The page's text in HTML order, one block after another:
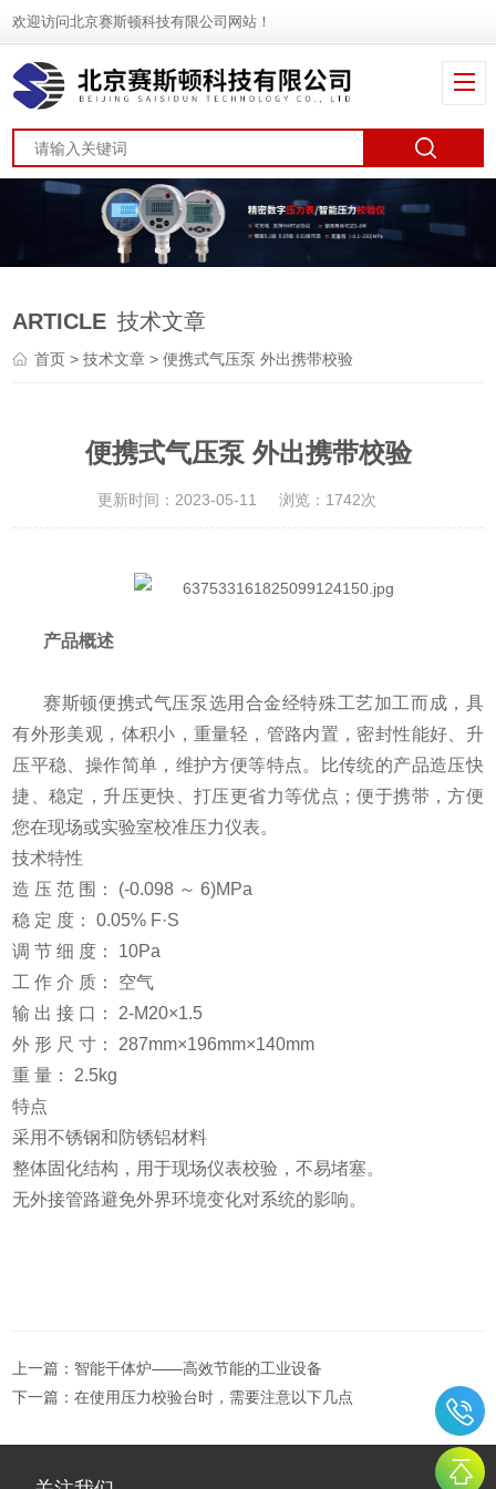
欢迎访问北京赛斯顿科技有限公司网站！
ARTICLE 技术文章
首页 >技术文章 > 便携式气压泵 外出携带校验
便携式气压泵 外出携带校验
更新时间：2023-05-11 浏览：1742次
产品概述
赛斯顿便携式气压泵选用合金经特殊工艺加工而成，具
有外形美观，体积小，重量轻，管路内置，密封性能好、升
压平稳、操作简单，维护方便等特点。比传统的产品造压快
捷、稳定，升压更快、打压更省力等优点；便于携带，方便
您在现场或实验室校准压力仪表。
技术特性
造 压 范 围： (-0.098 ～ 6)MPa
稳 定 度： 0.05% F·S
调 节 细 度： 10Pa
工 作 介 质： 空气
输 出 接 口： 2-M20×1.5
外 形 尺 寸： 287mm×196mm×140mm
重 量： 2.5kg
特点
采用不锈钢和防锈铝材料
整体固化结构，用于现场仪表校验，不易堵塞。
无外接管路避免外界环境变化对系统的影响。
上一篇： 智能干体炉——高效节能的工业设备
下一篇：在使用压力校验台时，需要注意以下几点